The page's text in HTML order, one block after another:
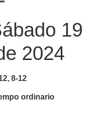
19
2024
8-12
ordinario